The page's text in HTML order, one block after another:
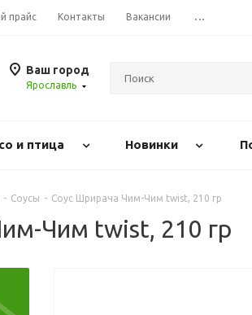
прайс Контакты Вакансии ...
Ваш город
Ярославль
и птица Новинки
- Соусы - Соус Шрирача Чим-Чим twist, 210 гр
Чим twist, 210 гр